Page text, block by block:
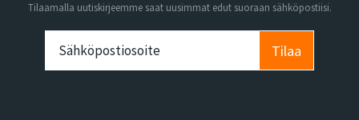
Tilaamalla uutiskirjeemme saat uusimmat edut suoraan sähköpostiisi.
Tilaa